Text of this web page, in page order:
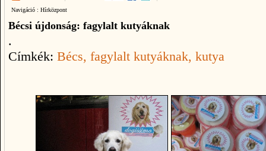
Navigáció : Hírközpont
Bécsi újdonság: fagylalt kutyáknak
.
Címkék: Bécs, fagylalt kutyáknak, kutya